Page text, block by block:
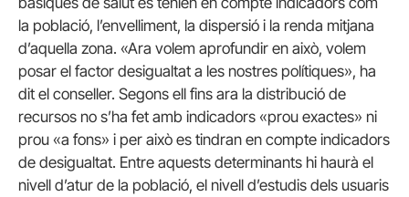
la població, l’envelliment, la dispersió i la renda mitjana
d’aquella zona. «Ara volem aprofundir en això, volem
posar el factor desigualtat a les nostres polítiques», ha
dit el conseller. Segons ell fins ara la distribució de
recursos no s’ha fet amb indicadors «prou exactes» ni
prou «a fons» i per això es tindran en compte indicadors
de desigualtat. Entre aquests determinants hi haurà el
nivell d’atur de la població, el nivell d’estudis dels usuaris